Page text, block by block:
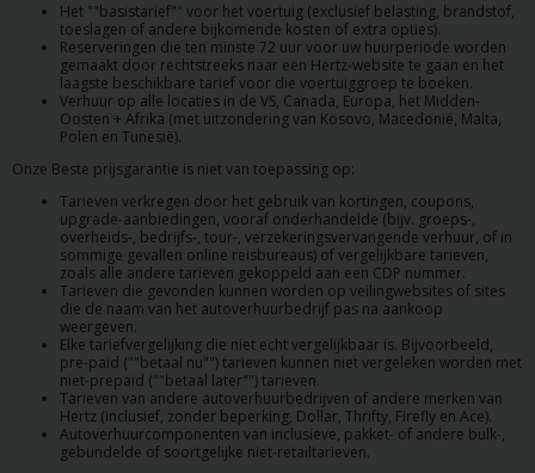
Het ""basistarief"" voor het voertuig (exclusief belasting, brandstof,
toeslagen of andere bijkomende kosten of extra opties).
Reserveringen die ten minste 72 uur voor uw huurperiode worden
gemaakt door rechtstreeks naar een Hertz-website te gaan en het
laagste beschikbare tarief voor die voertuiggroep te boeken.
Verhuur op alle locaties in de VS, Canada, Europa, het Midden-
Oosten + Afrika (met uitzondering van Kosovo, Macedonië, Malta,
Polen en Tunesië).
Onze Beste prijsgarantie is niet van toepassing op:
Tarieven verkregen door het gebruik van kortingen, coupons,
upgrade-aanbiedingen, vooraf onderhandelde (bijv. groeps-,
overheids-, bedrijfs-, tour-, verzekeringsvervangende verhuur, of in
sommige gevallen online reisbureaus) of vergelijkbare tarieven,
zoals alle andere tarieven gekoppeld aan een CDP nummer.
Tarieven die gevonden kunnen worden op veilingwebsites of sites
die de naam van het autoverhuurbedrijf pas na aankoop
weergeven.
Elke tariefvergelijking die niet echt vergelijkbaar is. Bijvoorbeeld,
pre-paid (""betaal nu"") tarieven kunnen niet vergeleken worden met
niet-prepaid (""betaal later"") tarieven.
Tarieven van andere autoverhuurbedrijven of andere merken van
Hertz (inclusief, zonder beperking, Dollar, Thrifty, Firefly en Ace).
Autoverhuurcomponenten van inclusieve, pakket- of andere bulk-,
gebundelde of soortgelijke niet-retailtarieven.